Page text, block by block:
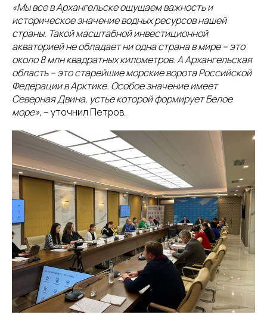
«Мы все в Архангельске ощущаем важность и
историческое значение водных ресурсов нашей
страны. Такой масштабной инвестиционной
акваторией не обладает ни одна страна в мире – это
около 8 млн квадратных километров. А Архангельская
область – это старейшие морские ворота Российской
Федерации в Арктике. Особое значение имеет
Северная Двина, устье которой формирует Белое
море», – уточнил Петров.